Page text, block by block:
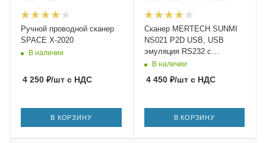
Ручной проводной сканер
SPACE X-2020
В наличии
4 250 ₽/шт с НДС
В КОРЗИНУ
Сканер MERTECH SUNMI
NS021 P2D USB, USB
эмуляция RS232 с
пластиковой подставкой
В наличии
4 450₽/штс НДС
В КОРЗИНУ